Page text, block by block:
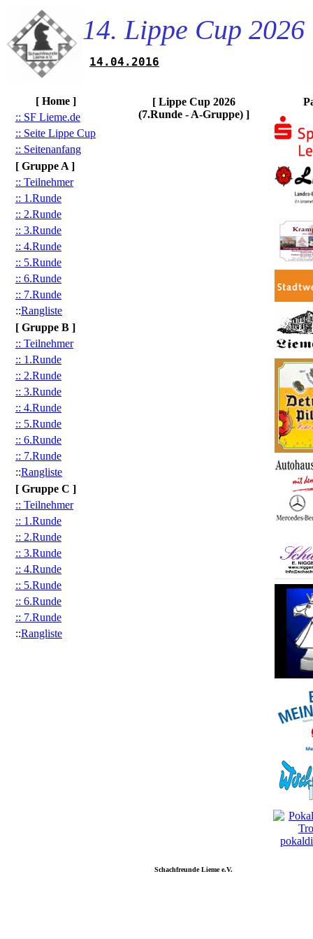
14. Lippe Cup 2026
14.04.2016
[ Home ]
:: SF Lieme.de
:: Seite Lippe Cup
:: Seitenanfang
[ Gruppe A ]
:: Teilnehmer
:: 1.Runde
:: 2.Runde
:: 3.Runde
:: 4.Runde
:: 5.Runde
:: 6.Runde
:: 7.Runde
::Rangliste
[ Gruppe B ]
:: Teilnehmer
:: 1.Runde
:: 2.Runde
:: 3.Runde
:: 4.Runde
:: 5.Runde
:: 6.Runde
:: 7.Runde
::Rangliste
[ Gruppe C ]
:: Teilnehmer
:: 1.Runde
:: 2.Runde
:: 3.Runde
:: 4.Runde
:: 5.Runde
:: 6.Runde
:: 7.Runde
::Rangliste
[ Lippe Cup 2026
(7.Runde - A-Gruppe) ]
Schachfreunde Lieme e.V.